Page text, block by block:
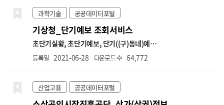
일치하는지 진위여부 확인 (상태조회) 사업자등
록번호만으로 해당 번호의 사업자 운영상태(휴
업, 폐업), 과세유형(일반, 과세, 면세), 폐업일
자 정보 조회 (호출허용건수) 1회 100건, 1일
100만건 제한 (테스트) 공공데이터포털 → 정보
공유 → 공지사항 → "[국세청]사업자등록정보
진위확인 및 상태조회 서비스 오픈API 개방 안
내" → 오픈API 테스트 링크 ※ 국세청에 등록
된 사업자등록정보와 30분 주기로 업데이트 됨
과학기술 공공데이터포털
기상청_단기예보 조회서비스
초단기실황, 초단기예보, 단기((구)동네)예보,
예보버전 정보를 조회하는 서비스입니다. 초단
기실황정보는 예보 구역에 대한 대표 AWS 관측
예보를, 단기예보는 예보기간을 글피까지 확장
및 예보단위를 상세화(3시간→1시간)하여 시공
등록일 2021-06-28 다운로드 수 64,772
산업고용 공공데이터포털